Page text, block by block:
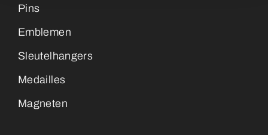
Pins
Emblemen
Sleutelhangers
Medailles
Magneten